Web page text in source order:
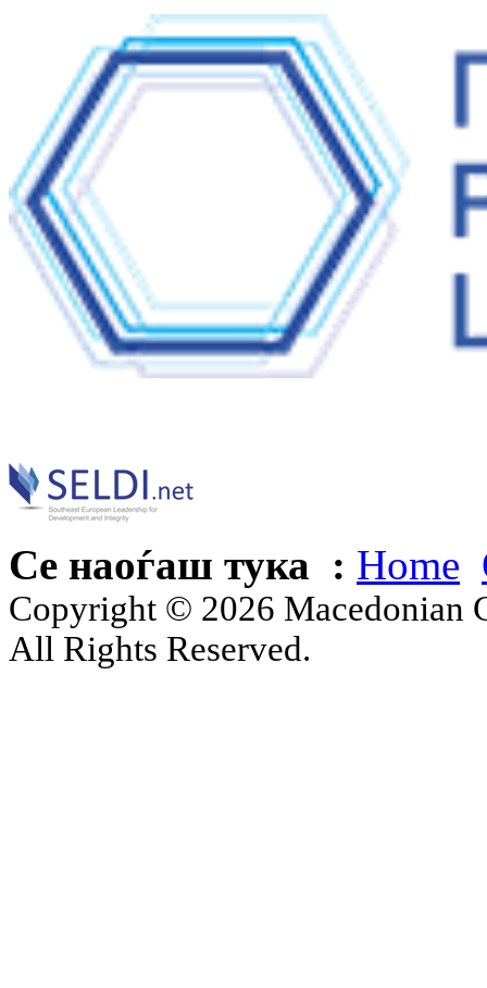
Се наоѓаш тука : Home
Copyright © 2026 Macedonian
All Rights Reserved.